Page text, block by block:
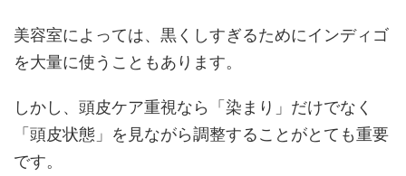
美容室によっては、黒くしすぎるためにインディゴ
を大量に使うこともあります。
しかし、頭皮ケア重視なら「染まり」だけでなく
「頭皮状態」を見ながら調整することがとても重要
です。